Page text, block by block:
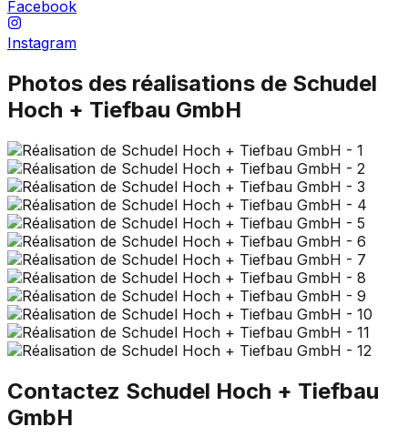
Facebook
Instagram
Photos des réalisations de Schudel
Hoch + Tiefbau GmbH
Contactez Schudel Hoch + Tiefbau
GmbH